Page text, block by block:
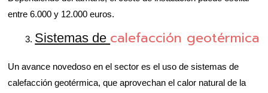
entre 6.000 y 12.000 euros.
Sistemas de calefacción geotérmica
Un avance novedoso en el sector es el uso de sistemas de
calefacción geotérmica, que aprovechan el calor natural de la